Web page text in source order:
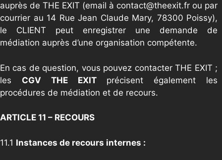
auprès de THE EXIT (email à contact@theexit.fr ou par
courrier au 14 Rue Jean Claude Mary, 78300 Poissy),
le CLIENT peut enregistrer une demande de
médiation auprès d’une organisation compétente.
En cas de question, vous pouvez contacter THE EXIT ;
les CGV THE EXITprécisent également les
procédures de médiation et de recours.
ARTICLE 11 – RECOURS
11.1 Instances de recours internes :